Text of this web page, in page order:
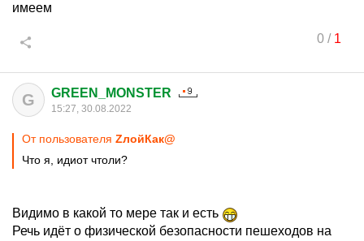
имеем
0/ 1
G GREEN_MONSTER
15:27, 30.08.2022
От пользователя ZлойКак@
Что я, идиот чтоли?
Видимо в какой то мере так и есть
Речь идёт о физической безопасности пешеходов на